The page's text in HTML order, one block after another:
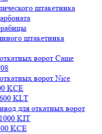
штакетника
рабицы
штакетника
ворот Came
ворот Nice
KCE
KLT
для откатных ворот
KIT
KCE